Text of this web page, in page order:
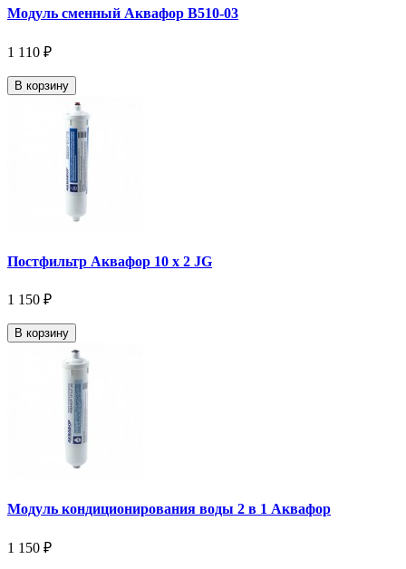
Модуль сменный Аквафор В510-03
1 110 ₽
В корзину
Постфильтр Аквафор 10 x 2 JG
1 150 ₽
В корзину
Модуль кондиционирования воды 2 в 1 Аквафор
1 150 ₽